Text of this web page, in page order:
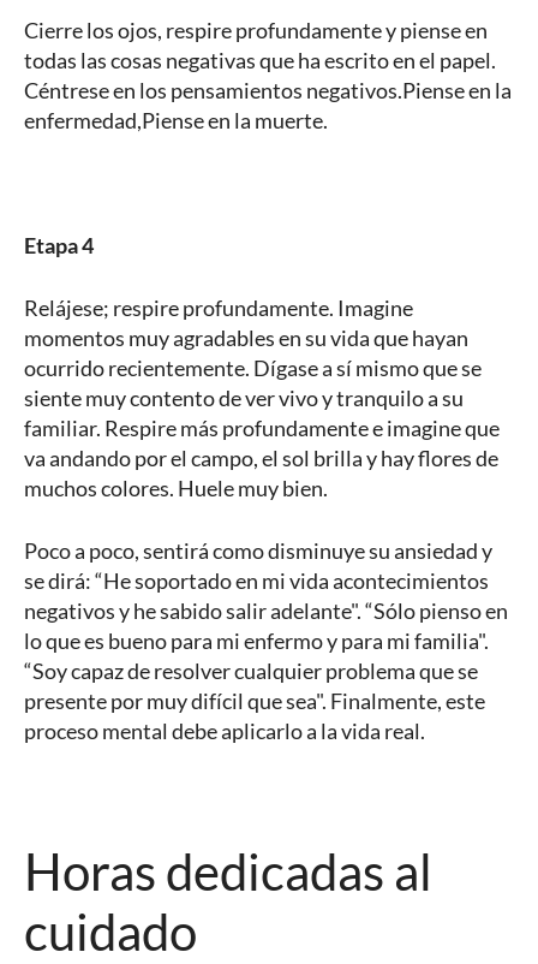
Cierre los ojos, respire profundamente y piense en
todas las cosas negativas que ha escrito en el papel.
Céntrese en los pensamientos negativos.Piense en la
enfermedad,Piense en la muerte.
Etapa 4
Relájese; respire profundamente. Imagine
momentos muy agradables en su vida que hayan
ocurrido recientemente. Dígase a sí mismo que se
siente muy contento de ver vivo y tranquilo a su
familiar. Respire más profundamente e imagine que
va andando por el campo, el sol brilla y hay flores de
muchos colores. Huele muy bien.
Poco a poco, sentirá como disminuye su ansiedad y
se dirá: “He soportado en mi vida acontecimientos
negativos y he sabido salir adelante". “Sólo pienso en
lo que es bueno para mi enfermo y para mi familia".
“Soy capaz de resolver cualquier problema que se
presente por muy difícil que sea". Finalmente, este
proceso mental debe aplicarlo a la vida real.
Horas dedicadas al
cuidado